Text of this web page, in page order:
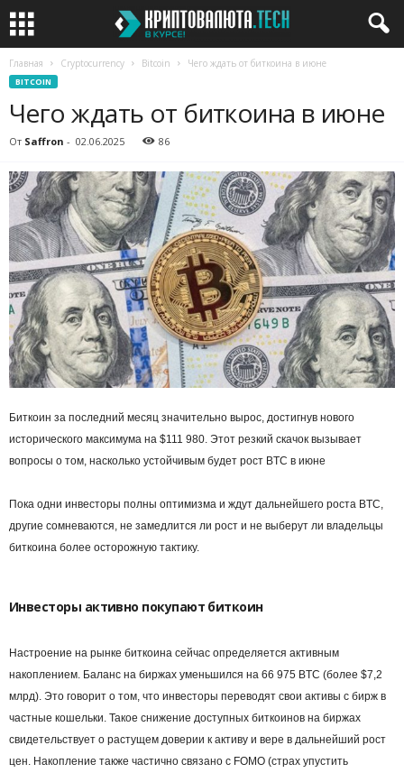
Главная Cryptocurrency Bitcoin Чего ждать от биткоина в июне
BITCOIN
Чего ждать от биткоина в июне
От Saffron - 02.06.2025 86
Биткоин за последний месяц значительно вырос, достигнув нового
исторического максимума на $111 980. Этот резкий скачок вызывает
вопросы о том, насколько устойчивым будет рост BTC в июне
Пока одни инвесторы полны оптимизма и ждут дальнейшего роста BTC,
другие сомневаются, не замедлится ли рост и не выберут ли владельцы
биткоина более осторожную тактику.
Инвесторы активно покупают биткоин
Настроение на рынке биткоина сейчас определяется активным
накоплением. Баланс на биржах уменьшился на 66 975 BTC (более $7,2
млрд). Это говорит о том, что инвесторы переводят свои активы с бирж в
частные кошельки. Такое снижение доступных биткоинов на биржах
свидетельствует о растущем доверии к активу и вере в дальнейший рост
цен. Накопление также частично связано с FOMO (страх упустить